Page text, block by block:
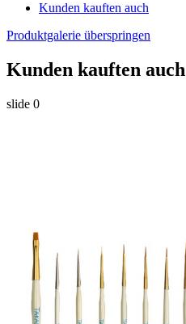
Kunden kauften auch
Produktgalerie überspringen
Kunden kauften auch
slide 0